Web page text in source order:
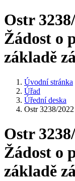
Ostr
Žádost o
základě
Úvodní stránka
Úřad
Úřední deska
Ostr 3238/
Ostr
Žádost o
základě